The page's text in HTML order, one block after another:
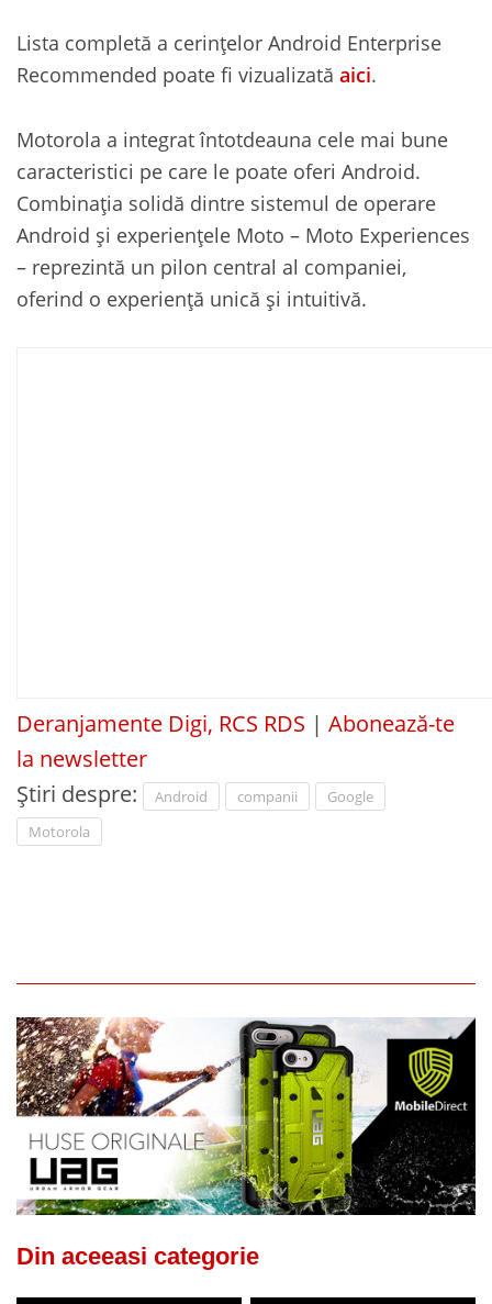
Lista completă a cerințelor Android Enterprise
Recommended poate fi vizualizată aici.
Motorola a integrat întotdeauna cele mai bune
caracteristici pe care le poate oferi Android.
Combinația solidă dintre sistemul de operare
Android și experiențele Moto – Moto Experiences
– reprezintă un pilon central al companiei,
oferind o experiență unică și intuitivă.
Deranjamente Digi, RCS RDS | Abonează-te
la newsletter
Știri despre:
Android companii
Google
Motorola
Din aceeasi categorie